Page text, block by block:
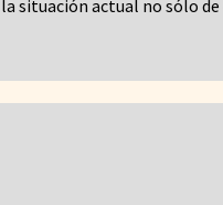
situación actual no sólo